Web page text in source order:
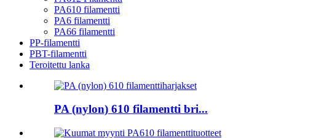
PA610 filamentti
PA6 filamentti
PA66 filamentti
PP-filamentti
PBT-filamentti
Teroitettu lanka
PA (nylon) 610 filamentti bri...